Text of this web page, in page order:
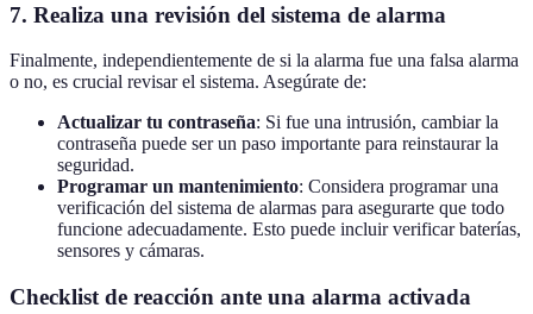
7. Realiza una revisión del sistema de alarma
Finalmente, independientemente de si la alarma fue una falsa alarma
o no, es crucial revisar el sistema. Asegúrate de:
Actualizar tu contraseña: Si fue una intrusión, cambiar la
contraseña puede ser un paso importante para reinstaurar la
seguridad.
Programar un mantenimiento: Considera programar una
verificación del sistema de alarmas para asegurarte que todo
funcione adecuadamente. Esto puede incluir verificar baterías,
sensores y cámaras.
Checklist de reacción ante una alarma activada